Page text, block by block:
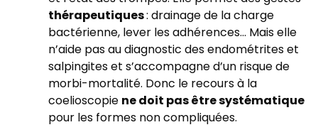
thérapeutiques: drainage de la charge
bactérienne, lever les adhérences... Mais elle
n’aide pas au diagnostic des endométrites et
salpingites et s’accompagne d’un risque de
morbi-mortalité. Donc le recours à la
coelioscopiene doit pas être systématique
pour les formes non compliquées.